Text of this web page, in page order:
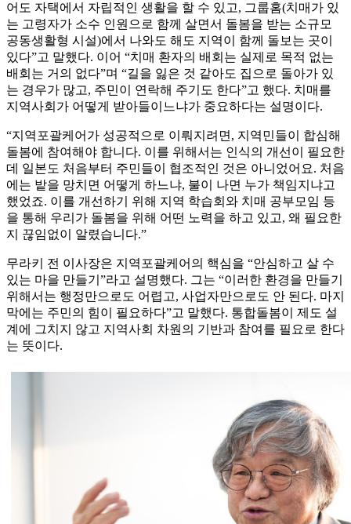
어도 자택에서 자립적인 생활을 할 수 있고, 그룹홈(치매가 있
는 고령자가 소수 인원으로 함께 살면서 돌봄을 받는 소규모
공동생활형 시설)에서 나와도 해도 지역이 함께 돌보는 곳이
있다”고 말했다. 이어 “치매 환자의 배회는 실제로 목적 없는
배회는 거의 없다”며 “길을 잃은 것 같아도 집으로 돌아가 있
는 경우가 많고, 주민이 연락해 주기도 한다”고 했다. 치매를
지역사회가 어떻게 받아들이느냐가 중요하다는 설명이다.
“지역포괄케어가 성공적으로 이뤄지려면, 지역민들이 합심해
돌봄에 참여해야 합니다. 이를 위해서는 인식의 개선이 필요한
데 일본도 처음부터 주민들이 협조적인 것은 아니었어요. 처음
에는 밭을 망치면 어떻게 하느냐, 불이 나면 누가 책임지냐고
했었죠. 이를 개선하기 위해 지역 학습회와 치매 공부모임 등
을 통해 우리가 돌봄을 위해 어떤 노력을 하고 있고, 왜 필요한
지 끊임없이 알렸습니다.”
무라키 전 이사장은 지역포괄케어의 핵심을 “안심하고 살 수
있는 마을 만들기”라고 설명했다. 그는 “이러한 환경을 만들기
위해서는 행정만으로도 어렵고, 사업자만으로도 안 된다. 마지
막에는 주민의 힘이 필요하다”고 말했다. 통합돌봄이 제도 설
계에 그치지 않고 지역사회 차원의 기반과 참여를 필요로 한다
는 뜻이다.